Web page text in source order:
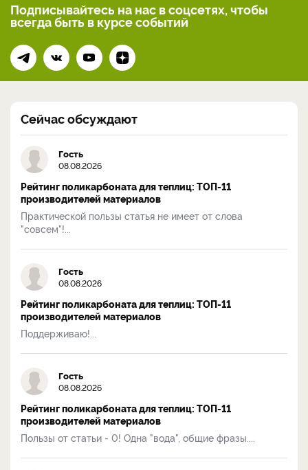
Подписывайтесь на нас в соцсетях, чтобы
всегдабыть в курсе событий
Сейчас обсуждают
Гость
08.08.2026
Рейтинг поликарбоната для теплиц: ТОП-11
производителей материалов
Практической пользы статья не имеет от слова
"совсем"!...
Гость
08.08.2026
Рейтинг поликарбоната для теплиц: ТОП-11
производителей материалов
Поддерживаю!...
Гость
08.08.2026
Рейтинг поликарбоната для теплиц: ТОП-11
производителей материалов
Пользы от статьи - 0! Одна "вода", общие фразы....